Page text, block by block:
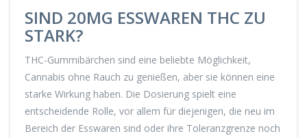
SIND 20MG ESSWAREN THC ZU
STARK?
THC-Gummibärchen sind eine beliebte Möglichkeit,
Cannabis ohne Rauch zu genießen, aber sie können eine
starke Wirkung haben. Die Dosierung spielt eine
entscheidende Rolle, vor allem für diejenigen, die neu im
Bereich der Esswaren sind oder ihre Toleranzgrenze noch